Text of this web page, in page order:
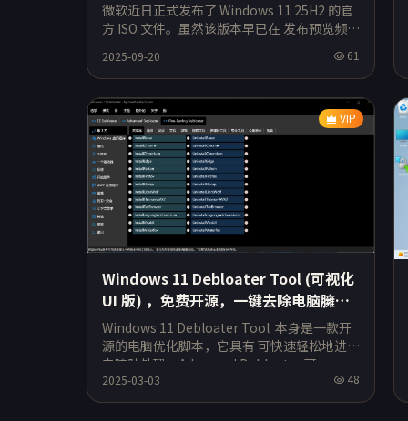
微软近日正式发布了 Windows 11 25H2 的官
方 ISO 文件。虽然该版本早已在 发布预览频道
户终于可以
2025-09-20 61
VIP
Windows 11 Debloater Tool (可视化
UI 版) ，免费开源，一键去除电脑臃肿
功能！
Windows 11 Debloater Tool 本身是一款开
源的电脑优化脚本，它具有 可快速轻松地进行
去臃肿处理，Advanced Debloater 可
2025-03-03 48